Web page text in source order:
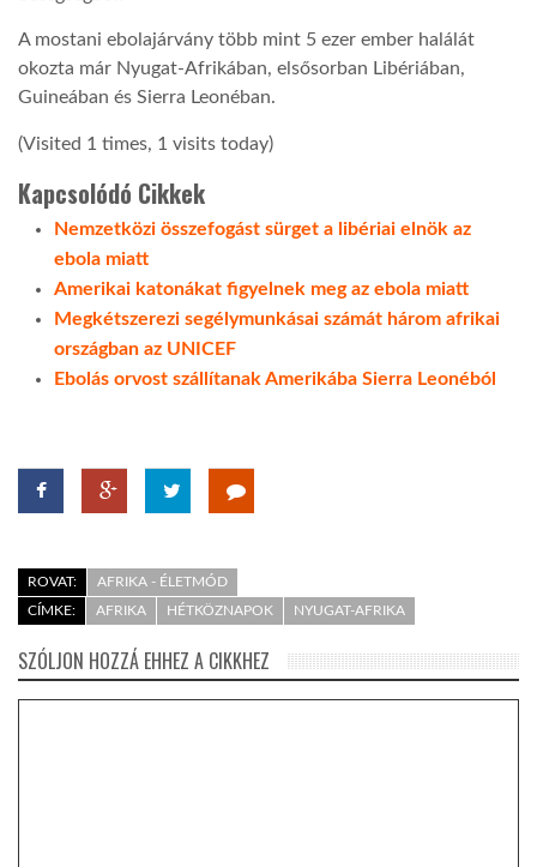
A mostani ebolajárvány több mint 5 ezer ember halálát
okozta már Nyugat-Afrikában, elsősorban Libériában,
Guineában és Sierra Leonéban.
(Visited 1 times, 1 visits today)
Kapcsolódó Cikkek
Nemzetközi összefogást sürget a libériai elnök az
ebola miatt
Amerikai katonákat figyelnek meg az ebola miatt
Megkétszerezi segélymunkásai számát három afrikai
országban az UNICEF
Ebolás orvost szállítanak Amerikába Sierra Leonéból
ROVAT:
AFRIKA - ÉLETMÓD
CÍMKE:
AFRIKA HÉTKÖZNAPOK NYUGAT-AFRIKA
SZÓLJON HOZZÁ EHHEZ A CIKKHEZ